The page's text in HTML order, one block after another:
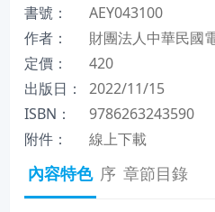
書號：
AEY043100
作者：
財團法人中華民國
定價：
420
出版日：
2022/11/15
ISBN：
9786263243590
附件：
線上下載
內容特色 序 章節目錄